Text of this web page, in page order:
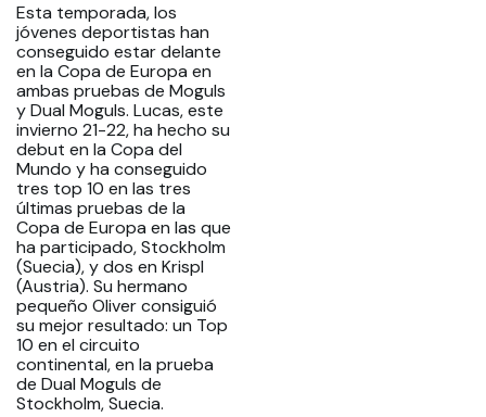
Esta temporada, los
jóvenes deportistas han
conseguido estar delante
en la Copa de Europa en
ambas pruebas de Moguls
y Dual Moguls. Lucas, este
invierno 21-22, ha hecho su
debut en la Copa del
Mundo y ha conseguido
tres top 10 en las tres
últimas pruebas de la
Copa de Europa en las que
ha participado, Stockholm
(Suecia), y dos en Krispl
(Austria). Su hermano
pequeño Oliver consiguió
su mejor resultado: un Top
10 en el circuito
continental, en la prueba
de Dual Moguls de
Stockholm, Suecia.